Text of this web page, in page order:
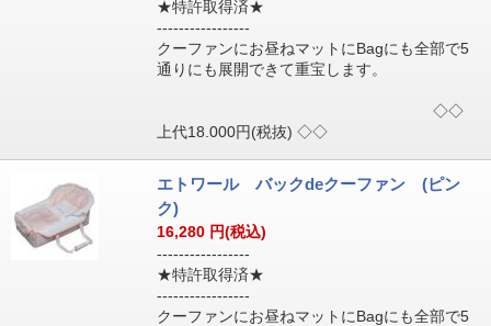
★特許取得済★
-----------------
クーファンにお昼ねマットにBagにも全部で5
通りにも展開できて重宝します。
◇◇
上代18.000円(税抜) ◇◇
エトワール バックdeクーファン (ピン
ク)
16,280 円(税込)
-----------------
★特許取得済★
-----------------
クーファンにお昼ねマットにBagにも全部で5